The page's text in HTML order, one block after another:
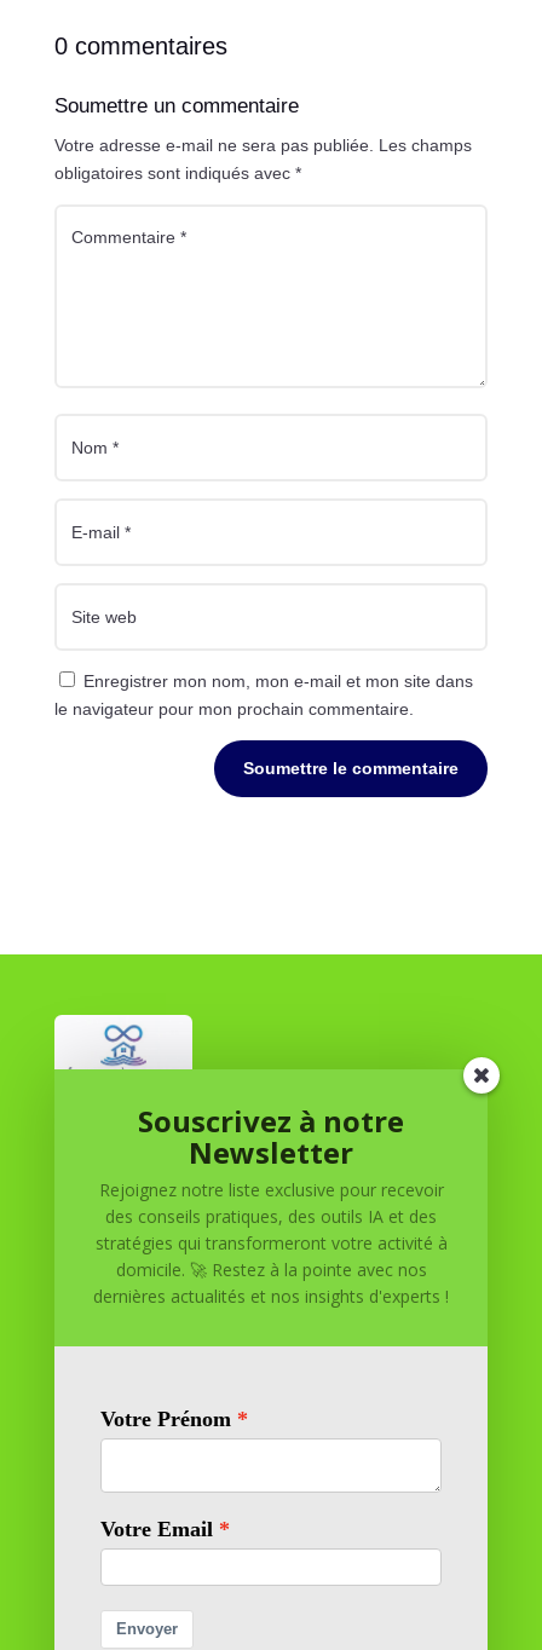
0 commentaires
Soumettre un commentaire
Votre adresse e-mail ne sera pas publiée. Les champs
obligatoires sont indiqués avec *
Enregistrer mon nom, mon e-mail et mon site dans
le navigateur pour mon prochain commentaire.
Soumettre le commentaire
Réussite à Domicile
Réussite à Domicile est votre partenaire de confiance
pour atteindre vos objectifs depuis le confort de votre
maison. Nous offrons des solutions personnalisées pour
vous aider à réussir.
11 rue Richelieu
69100 VILLEURBANNE
Contactez-nous
contact@reussiteadomicile.com
Souscrivez à notre
Newsletter
Rejoignez notre liste exclusive pour recevoir
des conseils pratiques, des outils IA et des
stratégies qui transformeront votre activité à
domicile. 🚀 Restez à la pointe avec nos
dernières actualités et nos insights d'experts !